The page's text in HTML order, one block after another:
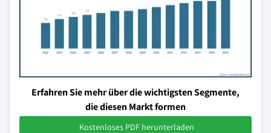
Erfahren Sie mehr über die wichtigsten Segmente,
die diesen Markt formen
Kostenloses PDF herunterladen